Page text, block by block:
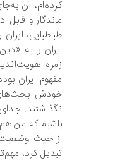
کرده‌ام، آن
ماندگار و
طباطبایی،
ایران را به
زمره
مفهوم ایران
خودش
نگذاشتند.
باشیم که من هم
از حیث وضعیت
تبدیل کرد،